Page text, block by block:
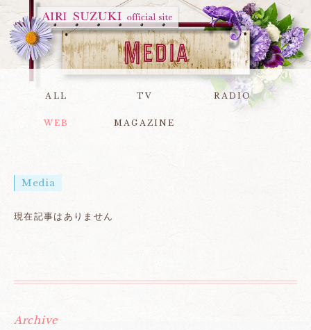
ALL TV RADIO
WEB MAGAZINE
Media
現在記事はありません
Archive